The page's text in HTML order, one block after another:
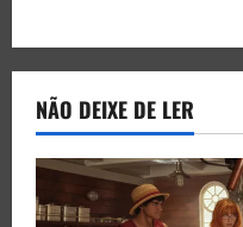
NÃO DEIXE DE LER